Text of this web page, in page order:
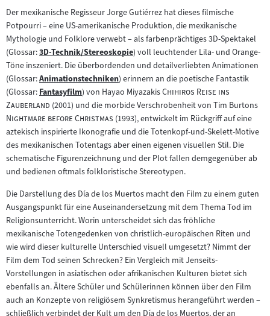
Der mexikanische Regisseur Jorge Gutiérrez hat dieses filmische
Potpourri – eine US-amerikanische Produktion, die mexikanische
Mythologie und Folklore verwebt – als farbenprächtiges 3D-Spektakel
(Glossar:Zum
Inhalt:
3D-Technik/Stereoskopie) voll leuchtender Lila- und Orange-
Töne inszeniert. Die überbordenden und detailverliebten Animationen
(Glossar:Zum
Inhalt:
Animationstechniken) erinnern an die poetische Fantastik
(Glossar:Zum
Inhalt:
Fantasyfilm) von Hayao Miyazakis"
Chihiros Reise ins
Zauberland "(2001) und die morbide Verschrobenheit von Tim Burtons"
Nightmare before Christmas "(1993), entwickelt im Rückgriff auf eine
aztekisch inspirierte Ikonografie und die Totenkopf-und-Skelett-Motive
des mexikanischen Totentags aber einen eigenen visuellen Stil. Die
schematische Figurenzeichnung und der Plot fallen demgegenüber ab
und bedienen oftmals folkloristische Stereotypen.
Die Darstellung des Día de los Muertos macht den Film zu einem guten
Ausgangspunkt für eine Auseinandersetzung mit dem Thema Tod im
Religionsunterricht. Worin unterscheidet sich das fröhliche
mexikanische Totengedenken von christlich-europäischen Riten und
wie wird dieser kulturelle Unterschied visuell umgesetzt? Nimmt der
Film dem Tod seinen Schrecken? Ein Vergleich mit Jenseits-
Vorstellungen in asiatischen oder afrikanischen Kulturen bietet sich
ebenfalls an. Ältere Schüler und Schülerinnen können über den Film
auch an Konzepte von religiösem Synkretismus herangeführt werden –
schließlich verbindet der Kult um den Día de los Muertos, der an